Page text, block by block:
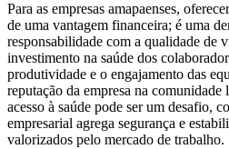
Para as empresas amapaenses,
de uma vantagem financeira; é uma
responsabilidade com a qualidade de
investimento na saúde dos
produtividade e o engajamento das
reputação da empresa na
acesso à saúde pode ser um desafio,
empresarial agrega segurança e
valorizados pelo mercado de trabalho.